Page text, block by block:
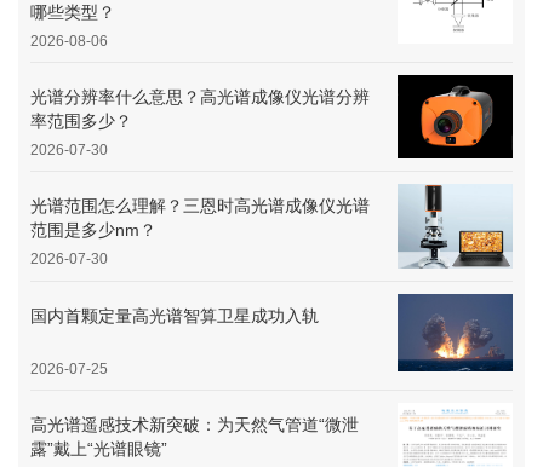
哪些类型？
2026-08-06
光谱分辨率什么意思？高光谱成像仪光谱分辨
率范围多少？
2026-07-30
光谱范围怎么理解？三恩时高光谱成像仪光谱
范围是多少nm？
2026-07-30
国内首颗定量高光谱智算卫星成功入轨
2026-07-25
高光谱遥感技术新突破：为天然气管道“微泄
露”戴上“光谱眼镜”